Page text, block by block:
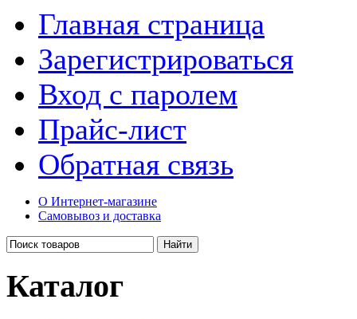
Главная страница
Зарегистрироваться
Вход с паролем
Прайс-лист
Обратная связь
О Интернет-магазине
Самовывоз и доставка
Каталог